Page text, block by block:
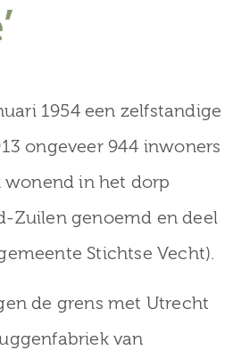
1954 een zelfstandige
ongeveer 944 inwoners
in het dorp
Zuilen genoemd en deel
Stichtse Vecht).
de grens met Utrecht
van